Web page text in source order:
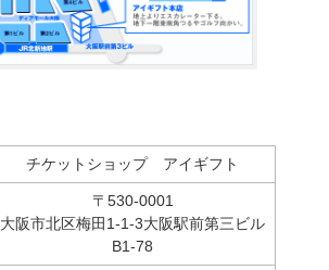
チケットショップ アイギフト
〒530-0001
大阪市北区梅田1-1-3大阪駅前第三ビル
B1-78